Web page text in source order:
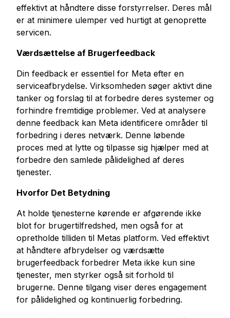
effektivt at håndtere disse forstyrrelser. Deres mål
er at minimere ulemper ved hurtigt at genoprette
servicen.
Værdsættelse af Brugerfeedback
Din feedback er essentiel for Meta efter en
serviceafbrydelse. Virksomheden søger aktivt dine
tanker og forslag til at forbedre deres systemer og
forhindre fremtidige problemer. Ved at analysere
denne feedback kan Meta identificere områder til
forbedring i deres netværk. Denne løbende
proces med at lytte og tilpasse sig hjælper med at
forbedre den samlede pålidelighed af deres
tjenester.
Hvorfor Det Betydning
At holde tjenesterne kørende er afgørende ikke
blot for brugertilfredshed, men også for at
opretholde tilliden til Metas platform. Ved effektivt
at håndtere afbrydelser og værdsætte
brugerfeedback forbedrer Meta ikke kun sine
tjenester, men styrker også sit forhold til
brugerne. Denne tilgang viser deres engagement
for pålidelighed og kontinuerlig forbedring.